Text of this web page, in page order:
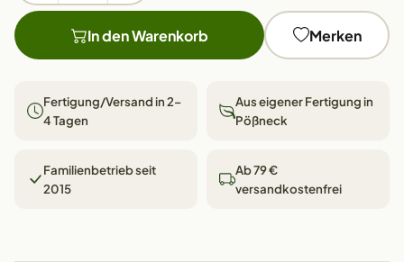
In den Warenkorb Merken
Fertigung/Versand in 2–
4 Tagen
Aus eigener Fertigung in
Pößneck
Familienbetrieb seit
2015
Ab 79 €
versandkostenfrei